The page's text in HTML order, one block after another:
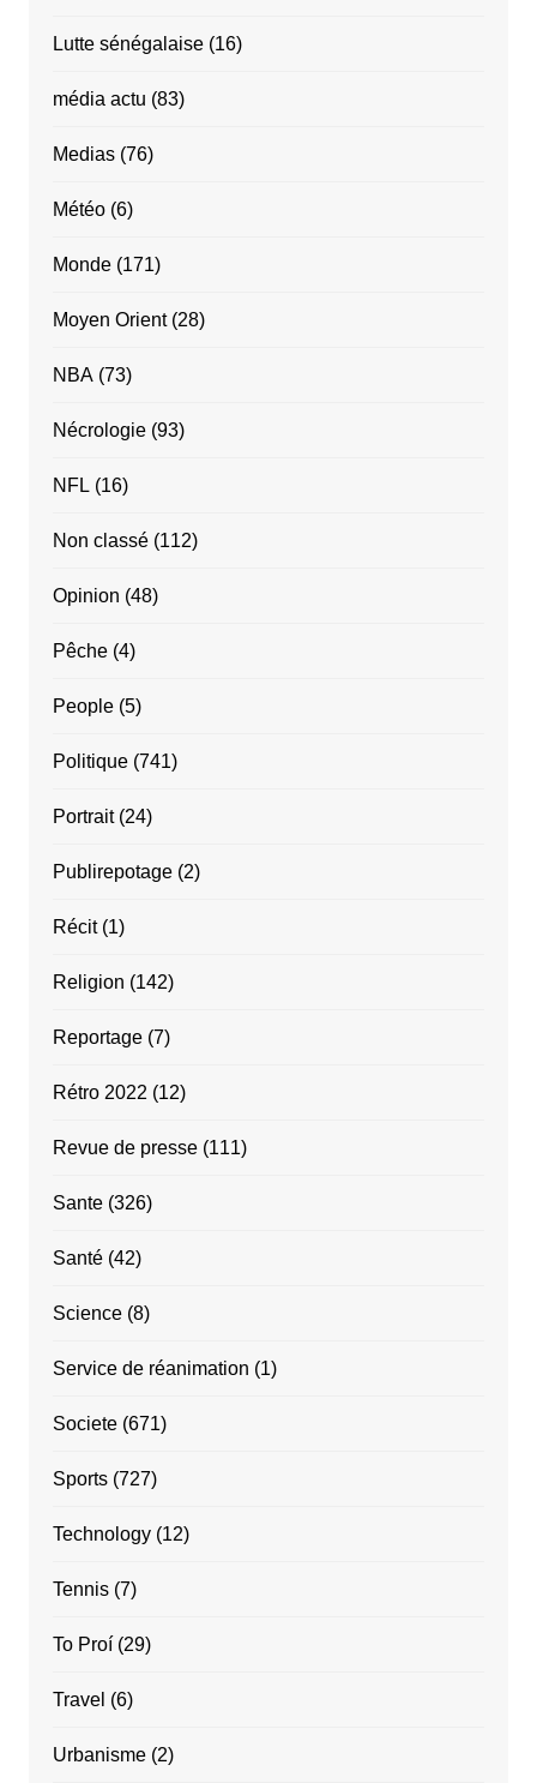
Lutte sénégalaise(16)
média actu (83)
Medias(76)
Météo(6)
Monde(171)
Moyen Orient(28)
NBA(73)
Nécrologie(93)
NFL (16)
Non classé(112)
Opinion (48)
Pêche(4)
People(5)
Politique(741)
Portrait(24)
Publirepotage(2)
Récit(1)
Religion (142)
Reportage(7)
Rétro 2022 (12)
Revue de presse(111)
Sante(326)
Santé(42)
Science(8)
Service de réanimation (1)
Societe(671)
Sports(727)
Technology(12)
Tennis(7)
To Proí(29)
Travel (6)
Urbanisme(2)